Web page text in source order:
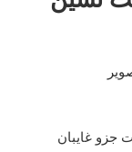
جزو غایبان